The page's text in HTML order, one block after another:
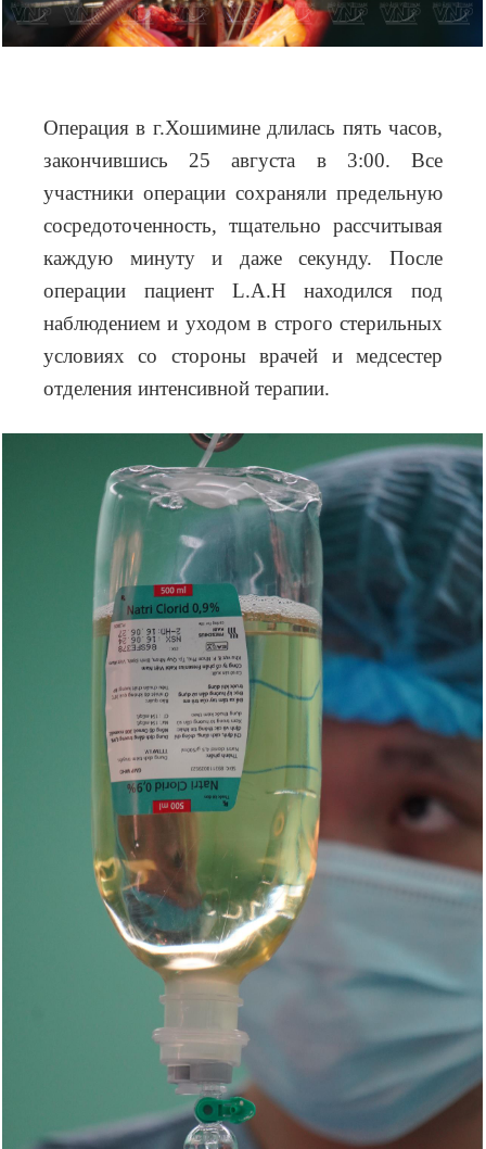
Операция в г.Хошимине длилась пять часов,
закончившись 25 августа в 3:00. Все
участники операции сохраняли предельную
сосредоточенность, тщательно рассчитывая
каждую минуту и даже секунду. После
операции пациент L.A.H находился под
наблюдением и уходом в строго стерильных
условиях со стороны врачей и медсестер
отделения интенсивной терапии.